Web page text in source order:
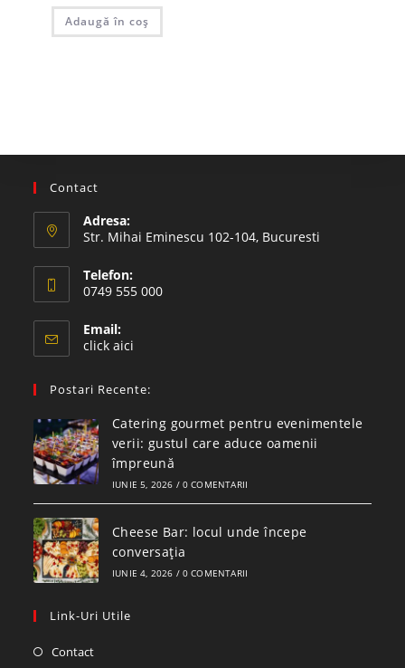
Adaugă în coș
Contact
Adresa:
Str. Mihai Eminescu 102-104, Bucuresti
Telefon:
0749 555 000
Email:
click aici
Postari Recente:
Catering gourmet pentru evenimentele
verii: gustul care aduce oamenii
împreună
IUNIE 5, 2026 / 0 COMENTARII
Cheese Bar: locul unde începe
conversația
IUNIE 4, 2026 / 0 COMENTARII
Link-Uri Utile
Contact